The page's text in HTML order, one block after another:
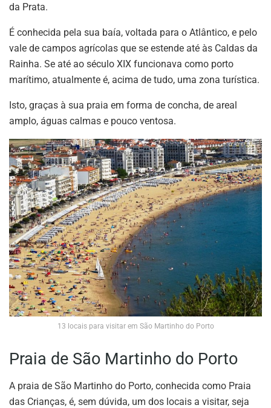
da Prata.
É conhecida pela sua baía, voltada para o Atlântico, e pelo
vale de campos agrícolas que se estende até às Caldas da
Rainha. Se até ao século XIX funcionava como porto
marítimo, atualmente é, acima de tudo, uma zona turística.
Isto, graças à sua praia em forma de concha, de areal
amplo, águas calmas e pouco ventosa.
13 locais para visitar em São Martinho do Porto
Praia de São Martinho do Porto
A praia de São Martinho do Porto, conhecida como Praia
das Crianças, é, sem dúvida, um dos locais a visitar, seja